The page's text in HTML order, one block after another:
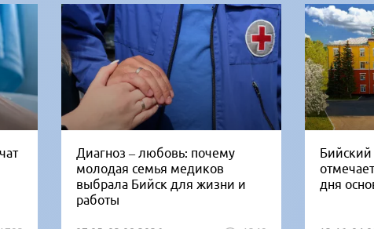
Диагноз – любовь: почему
молодая семья медиков
выбрала Бийск для жизни и
работы
дня